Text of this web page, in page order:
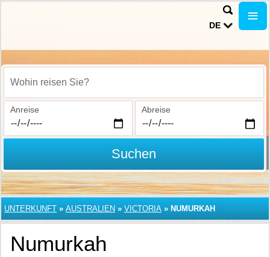
DE
Wohin reisen Sie?
Anreise Abreise
Suchen
UNTERKUNFT » AUSTRALIEN » VICTORIA » NUMURKAH
Numurkah